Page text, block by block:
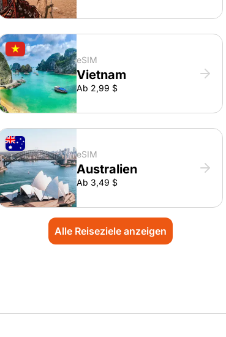
eSIM
Vietnam
Ab 2,99 $
eSIM
Australien
Ab 3,49 $
Alle Reiseziele anzeigen